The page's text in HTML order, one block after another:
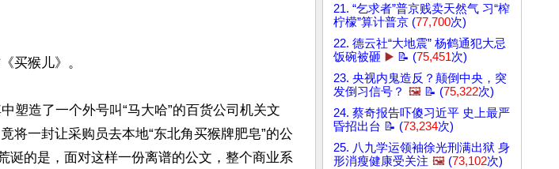
买猴儿》。
塑造了一个外号叫“马大哈”的百货公司机关文
将一封让采购员去本地“东北角买猴牌肥皂”的公
诞的是，面对这样一份离谱的公文，整个商业系
21. “乞求者”普京贱卖天然气 习“榨
柠檬”算计普京 (77,700次)
22. 德云社“大地震” 杨鹤通犯大忌
饭碗被砸 ▶️ 📝 (75,451次)
23. 央视内鬼造反？颠倒中央，突
发倒习信号？ 🖼️ 📝 (75,322次)
24. 蔡奇报告吓傻习近平 史上最严
昏招出台 📝 (73,234次)
25. 八九学运领袖徐光刑满出狱 身
形消瘦健康受关注 🖼️ (73,102次)